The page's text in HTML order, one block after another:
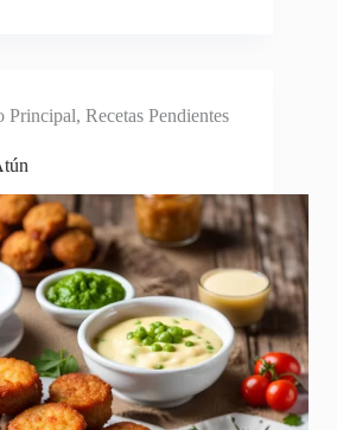
Principal, Recetas Pendientes